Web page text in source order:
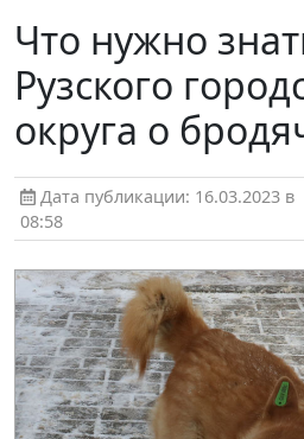
Что нужно
Рузского
округа о
Дата публикации: 16.03.2023 в
08:58